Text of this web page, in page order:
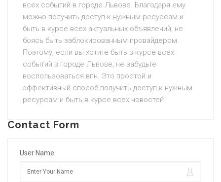
всех событий в городе Львове. Благодаря ему
можно получить доступ к нужным ресурсам и
быть в курсе всех актуальных объявлений, не
боясь быть заблокированным провайдером.
Поэтому, если вы хотите быть в курсе всех
событий в городе Львове, не забудьте
воспользоваться впн. Это простой и
эффективный способ получить доступ к нужным
ресурсам и быть в курсе всех новостей.
Contact Form
User Name: